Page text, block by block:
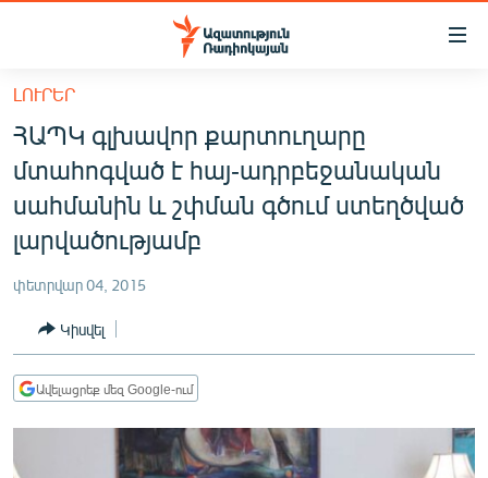
Մատչելիության
հիմնական
բովանդակությանը
Անցնել
հիմնական
մենյուին
Որոնում
ՀԱՅԱՍՏԱՆ
ՔԱՂԱՔԱԿԱՆ
ԸՆՏՐՈՒԹՅՈՒՆՆԵՐ 2026
ՏՆՏԵՍՈՒԹՅՈՒՆ
ՂԱՐԱԲԱՂ
ՊԱՏԵՐԱԶՄԻ 6 ՇԱԲԱԹՆԵՐԸ
ՏԱՐԱԾԱՇՐՋԱՆ
ԼՈՒՐԵՐ
ՀԱՊԿ գլխավոր քարտուղարը
մտահոգված է հայ-ադրբեջանական
սահմանին և շփման գծում ստեղծված
լարվածությամբ
փետրվար 04, 2015
Կիսվել
Ավելացրեք մեզ Google-ում